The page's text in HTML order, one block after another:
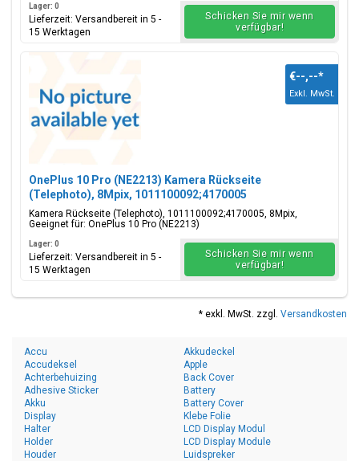
Lager: 0
Lieferzeit: Versandbereit in 5 -
15 Werktagen
Schicken Sie mir wenn
verfügbar!
OnePlus 10 Pro (NE2213) Kamera Rückseite
(Telephoto), 8Mpix, 1011100092;4170005
Kamera Rückseite (Telephoto), 1011100092;4170005, 8Mpix,
Geeignet für: OnePlus 10 Pro (NE2213)
€--,--*
Exkl. MwSt.
Lager: 0
Lieferzeit: Versandbereit in 5 -
15 Werktagen
Schicken Sie mir wenn
verfügbar!
* exkl. MwSt. zzgl. Versandkosten
Accu
Accudeksel
Achterbehuizing
Adhesive Sticker
Akku
Akkudeckel
Apple
Back Cover
Battery
Battery Cover
Display
Halter
Holder
Houder
Klebe Folie
LCD Display Modul
LCD Display Module
Luidspreker